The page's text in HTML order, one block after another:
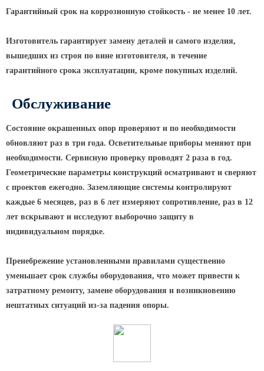
Уличные столбики освещения
Световые комплексы
Парковые круглоконические
Парковые опоры декоративные
Торшерные опоры освещения
Парковые светильники
светодиодный консольный
Архитектурная подсветка
ограждений
Светильники специального
назначения
Уличные фонари 2 метра
Уличные фонари 3 метра
Гарантийный срок на коррозионную стойкость - не менее 10 лет.
Изготовитель гарантирует замену деталей и самого изделия,
вышедших из строя по вине изготовителя, в течение
гарантийного срока эксплуатации, кроме покупных изделий.
Обслуживание
Состояние окрашенных опор проверяют и по необходимости
обновляют раз в три года. Осветительные приборы меняют при
необходимости. Сервисную проверку проводят 2 раза в год.
Геометрические параметры конструкций осматривают и сверяют
с проектов ежегодно. Заземляющие системы контролируют
каждые 6 месяцев, раз в 6 лет измеряют сопротивление, раз в 12
лет вскрывают и исследуют выборочно защиту в
индивидуальном порядке.
Пренебрежение установленными правилами существенно
уменьшает срок службы оборудования, что может привести к
затратному ремонту, замене оборудования и возникновению
нештатных ситуаций из-за падения опоры.